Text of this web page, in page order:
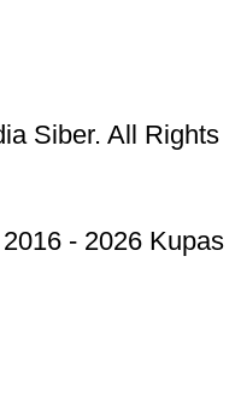
Siber. All Rights
- 2026 Kupas